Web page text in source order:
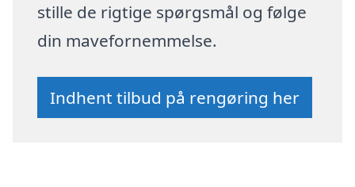
stille de rigtige spørgsmål og følge
din mavefornemmelse.
Indhent tilbud på rengøring her